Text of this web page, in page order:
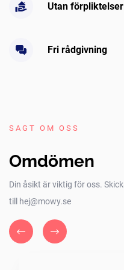
Utan förpliktelser
Fri rådgivning
SAGT OM OSS
Omdömen
Din åsikt är viktig för oss.
till hej@mowy.se